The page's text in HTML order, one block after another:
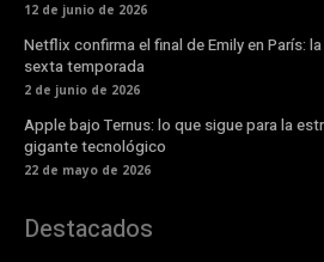
12 de junio de 2026
Netflix confirma el final de Emily en París:
sexta temporada
2 de junio de 2026
Apple bajo Ternus: lo que sigue para la
gigante tecnológico
22 de mayo de 2026
Destacados